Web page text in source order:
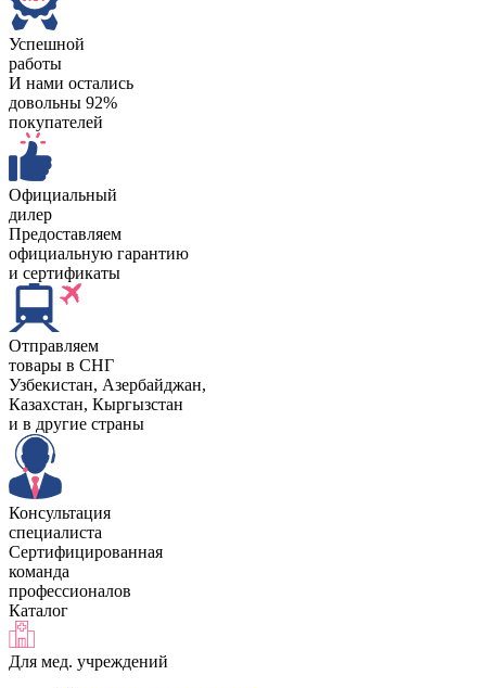
Успешной
работы
И нами остались
довольны 92%
покупателей
Официальный
дилер
Предоставляем
официальную гарантию
и сертификаты
Отправляем
товары в СНГ
Узбекистан, Aзербайджан,
Казахстан, Кыргызстан
и в другие страны
Консультация
специалиста
Сертифицированная
команда
профессионалов
Каталог
Для мед. учреждений